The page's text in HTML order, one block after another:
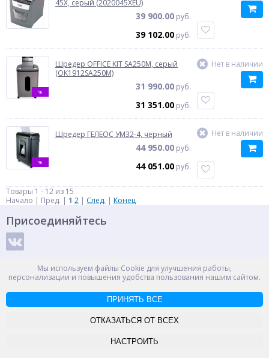
45X, серый (2020045XEU)
39 900.00 руб.
39 102.00 руб.
%
Шредер OFFICE KIT SA250M, серый
(OK1912SA250M)
31 990.00 руб.
31 351.00 руб.
Нет в наличии
%
Шредер ГЕЛЕОС УМ32-4, черный
44 950.00 руб.
44 051.00 руб.
Нет в наличии
Товары 1 - 12 из 15
Начало | Пред. | 1 2 | След. | Конец
Мы используем файлы Cookie для улучшения работы,
персонализации и повышения удобства пользования нашим сайтом.
ПРИНЯТЬ ВСЕ
ОТКАЗАТЬСЯ ОТ ВСЕХ
НАСТРОИТЬ
Присоединяйтесь
Способы оплаты
Россия, Великий Новгород, пр. Александра Корсунова 14А